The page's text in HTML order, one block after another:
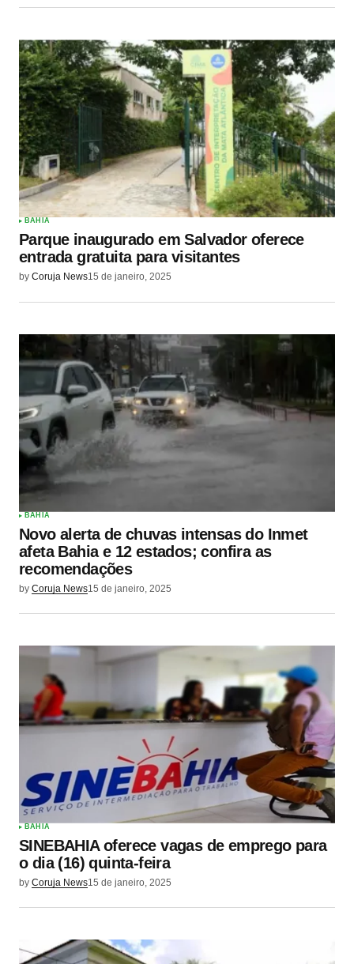
BAHIA
Parque inaugurado em Salvador oferece
entrada gratuita para visitantes
by Coruja News15 de janeiro, 2025
BAHIA
Novo alerta de chuvas intensas do Inmet
afeta Bahia e 12 estados; confira as
recomendações
by Coruja News15 de janeiro, 2025
BAHIA
SINEBAHIA oferece vagas de emprego para
o dia (16) quinta-feira
by Coruja News15 de janeiro, 2025